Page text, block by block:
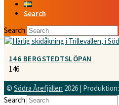
Search
Search
146 BERGSTEDTSLÖPAN
146
© Södra Årefjällen 2026 | Produktion:
Search